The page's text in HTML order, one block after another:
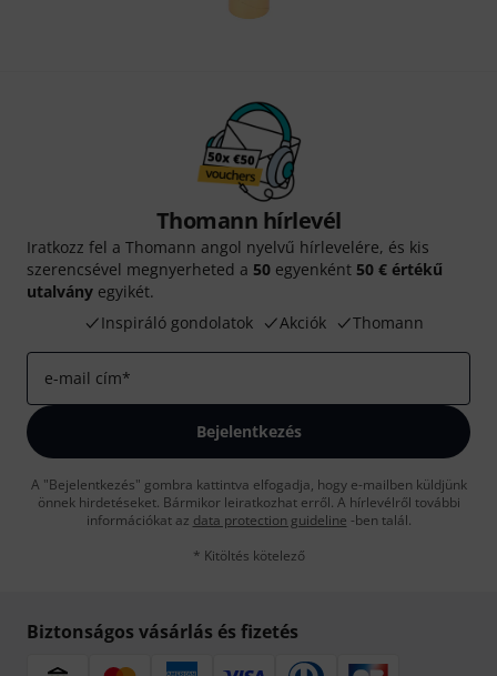
Thomann hírlevél
Iratkozz fel a Thomann angol nyelvű hírlevelére, és kis
szerencsével megnyerheted a 50 egyenként 50 € értékű
utalvány egyikét.
Inspiráló gondolatok
Akciók Thomann
e-mail cím*
Bejelentkezés
A "Bejelentkezés" gombra kattintva elfogadja, hogy e-mailben küldjünk
önnek hirdetéseket. Bármikor leiratkozhat erről. A hírlevélről további
információkat az data protection guideline -ben talál.
* Kitöltés kötelező
Biztonságos vásárlás és fizetés